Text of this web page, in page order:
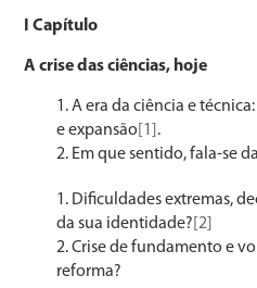
I Capítulo
A crise das ciências, hoje
A era da ciência e
e expansão [1] .
Em que sentido, fala-se
Dificuldades extremas,
da sua identidade? [2]
Crise de fundamento e
reforma?